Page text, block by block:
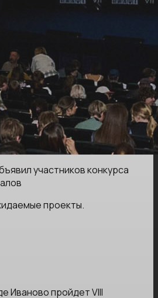
участников конкурса
проекты.
Иваново пройдет VIII